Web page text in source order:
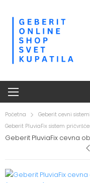
Početna Geberit cevni sistemi
Geberit PluviaFix sistem
Geberit PluviaFix cevna